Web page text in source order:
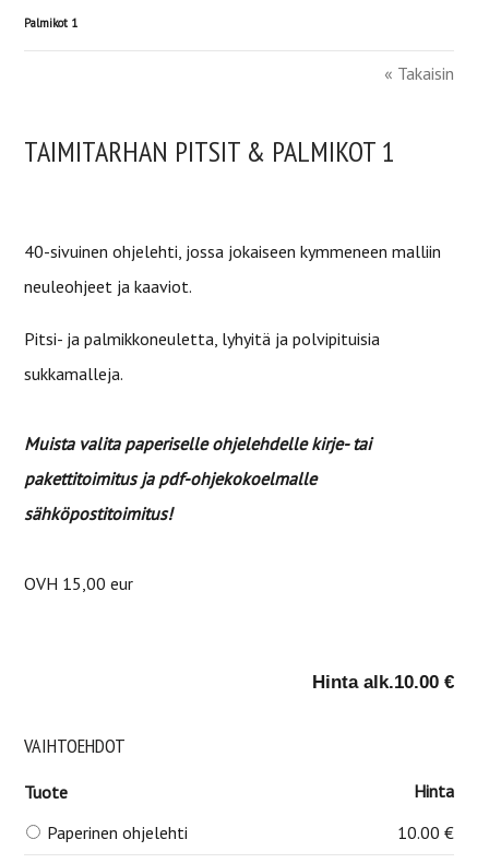
Palmikot 1
« Takaisin
TAIMITARHAN PITSIT & PALMIKOT 1
40-sivuinen ohjelehti, jossa jokaiseen kymmeneen malliin
neuleohjeet ja kaaviot.
Pitsi- ja palmikkoneuletta, lyhyitä ja polvipituisia
sukkamalleja.
Muista valita paperiselle ohjelehdelle kirje- tai
pakettitoimitus ja pdf-ohjekokoelmalle
sähköpostitoimitus!
OVH 15,00 eur
Hinta alk.10.00 €
VAIHTOEHDOT
Tuote
Hinta
Paperinen ohjelehti
10.00 €